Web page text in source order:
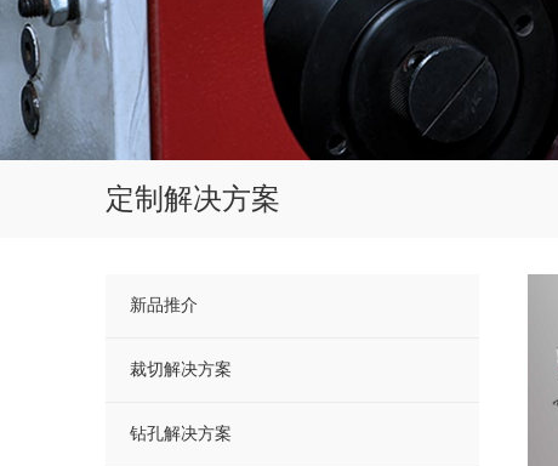
定制解决方案
新品推介
裁切解决方案
钻孔解决方案